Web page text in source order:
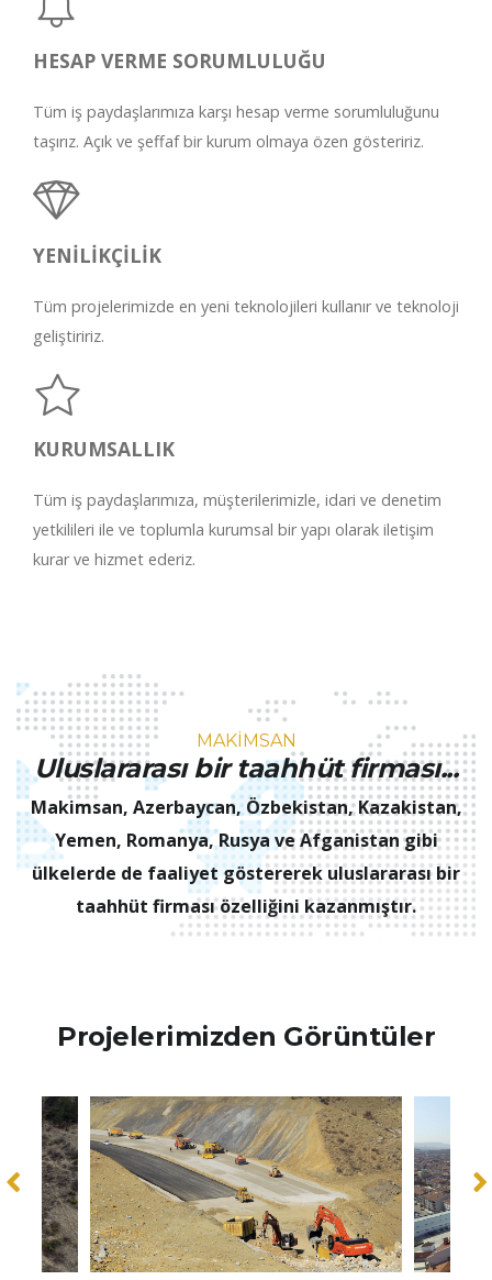
HESAP VERME SORUMLULUĞU
Tüm iş paydaşlarımıza karşı hesap verme sorumluluğunu
taşırız. Açık ve şeffaf bir kurum olmaya özen gösteririz.
YENİLİKÇİLİK
Tüm projelerimizde en yeni teknolojileri kullanır ve teknoloji
geliştiririz.
KURUMSALLIK
Tüm iş paydaşlarımıza, müşterilerimizle, idari ve denetim
yetkilileri ile ve toplumla kurumsal bir yapı olarak iletişim
kurar ve hizmet ederiz.
MAKİMSAN
Uluslararası bir taahhüt firması...
Makimsan, Azerbaycan, Özbekistan, Kazakistan,
Yemen, Romanya, Rusya ve Afganistan gibi
ülkelerde de faaliyet göstererek uluslararası bir
taahhüt firması özelliğini kazanmıştır.
Projelerimizden Görüntüler